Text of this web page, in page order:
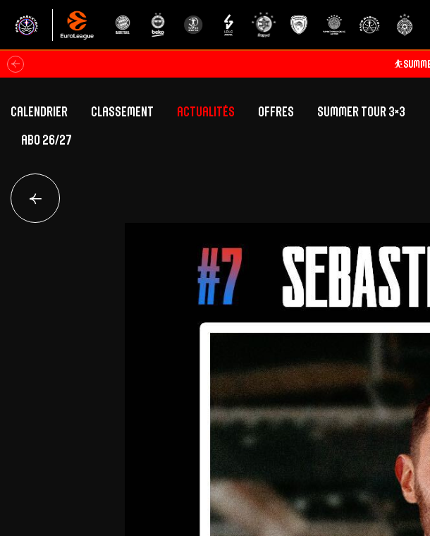
Calendrier
Classement
Classement Betclic Elite
Actualités
Offres
SUMMER TOUR 3×3
ABO 26/27
Équipe Première
Effectif
Offres Hospitalités
Courtside Club
Central House
Suites
FAQ